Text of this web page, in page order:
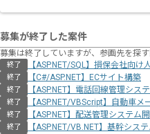
募集が終了した案件
募集は終了していますが、参画先を探
終了 【ASP.NET/SQL】損保会社向
終了 【C#/ASP.NET】ECサイト構築
終了 【ASP.NET】電話回線管理シス
終了 【ASP.NET/VBScript】自動車
終了 【ASP.NET】配送管理システム
終了 【ASP.NET/VB.NET】基幹シス